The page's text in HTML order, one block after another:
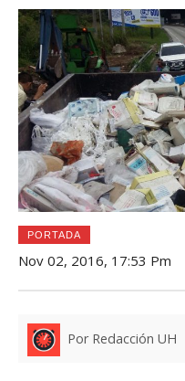
PORTADA
Nov 02, 2016, 17:53 Pm
Por Redacción UH